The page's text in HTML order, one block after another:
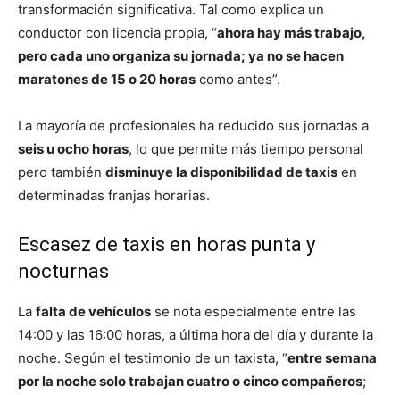
transformación significativa. Tal como explica un
conductor con licencia propia, “ahora hay más trabajo,
pero cada uno organiza su jornada; ya no se hacen
maratones de 15 o 20 horas como antes”.
La mayoría de profesionales ha reducido sus jornadas a
seis u ocho horas, lo que permite más tiempo personal
pero también disminuye la disponibilidad de taxis en
determinadas franjas horarias.
Escasez de taxis en horas punta y
nocturnas
La falta de vehículos se nota especialmente entre las
14:00 y las 16:00 horas, a última hora del día y durante la
noche. Según el testimonio de un taxista, “entre semana
por la noche solo trabajan cuatro o cinco compañeros;